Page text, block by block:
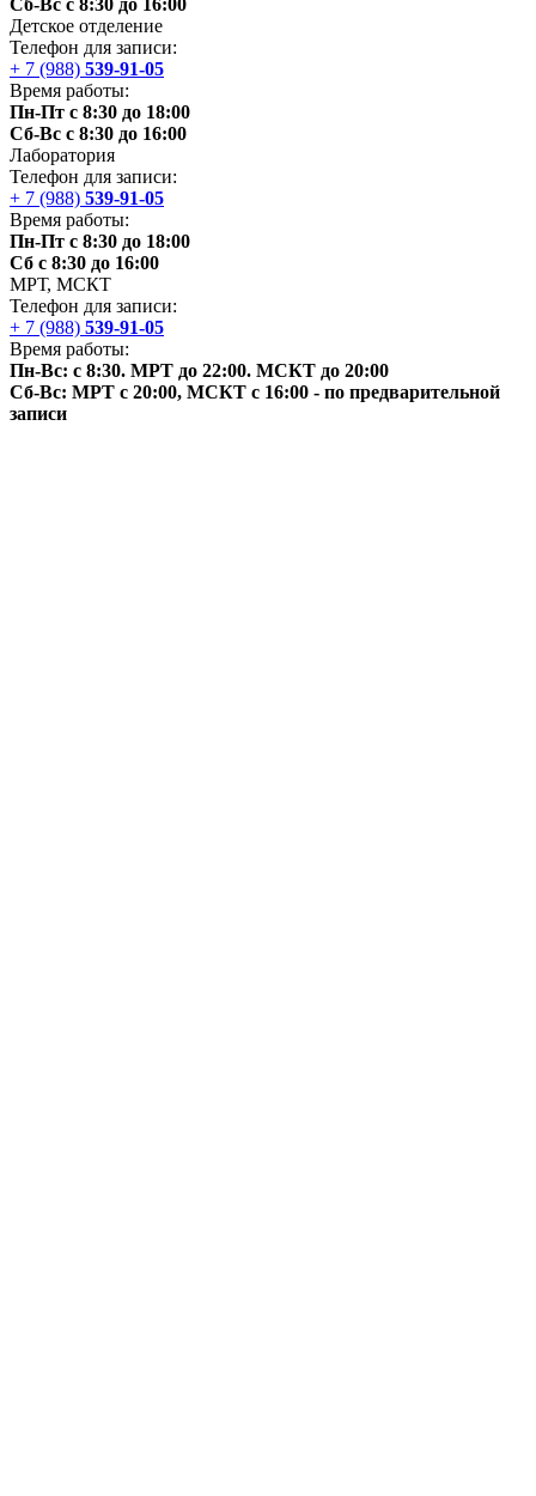
Сб-Вс с 8:30 до 16:00
Детское отделение
Телефон для записи:
+ 7 (988) 539-91-05
Время работы:
Пн-Пт с 8:30 до 18:00
Сб-Вс с 8:30 до 16:00
Лаборатория
Телефон для записи:
+ 7 (988) 539-91-05
Время работы:
Пн-Пт с 8:30 до 18:00
Сб с 8:30 до 16:00
МРТ, МСКТ
Телефон для записи:
+ 7 (988) 539-91-05
Время работы:
Пн-Вс: с 8:30. МРТ до 22:00. МСКТ до 20:00
Сб-Вс: МРТ с 20:00, МСКТ с 16:00 - по предварительной
записи